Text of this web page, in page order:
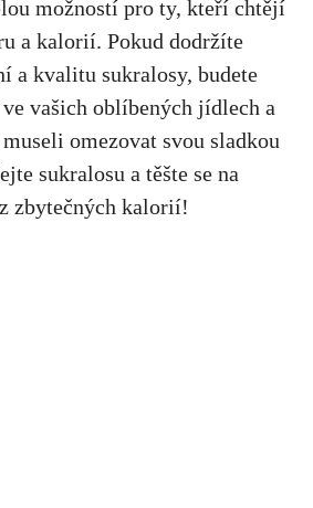
možností pro ty, kteří chtějí
a kalorií. Pokud dodržíte
a kvalitu sukralosy, budete
vašich oblíbených jídlech a
omezovat svou sladkou
sukralosu a těšte se na
zbytečných kalorií!